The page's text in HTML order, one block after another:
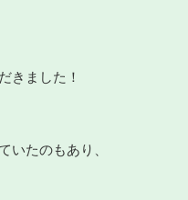
きました！
いたのもあり、